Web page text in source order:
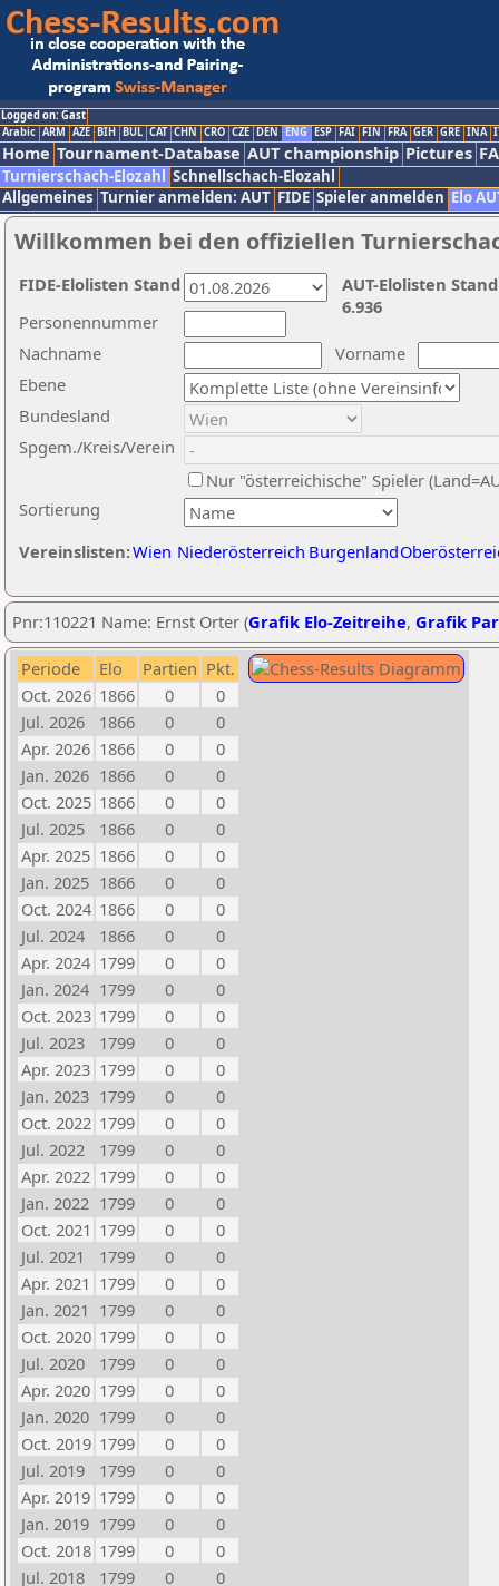
Logged on: Gast
Arabic ARM AZE BIH BUL CAT CHN CRO CZE DEN ENG ESP FAI FIN FRA GER GRE INA
Home Tournament-Database AUT championship Pictures
Turnierschach-Elozahl Schnellschach-Elozahl
Allgemeines Turnier anmelden: AUT FIDE Spieler anmelden Elo
Willkommen bei den offiziellen
Nachname
Vorname
Ebene
Sortierung
Personennummer
Bundesland
Spgem./Kreis/Verein
Nur "österreichische" Spieler
Vereinslisten:Wien Niederösterreich Burgenland
AUT-Elolisten
6.936
FIDE-Elolisten Stand
Pnr:110221 Name: Ernst Orter (Grafik Elo-Zeitreihe, Grafik
Periode Elo Partien Pkt.
Oct. 2026 1866 0
0
Jul. 2026
1866 0
0
Apr. 2026 1866 0
0
Jan. 2026 1866 0
0
Oct. 2025 1866 0
0
Jul. 2025
1866 0
0
Apr. 2025 1866 0
0
Jan. 2025 1866 0
0
Oct. 2024 1866 0
0
Jul. 2024
1866 0
0
Apr. 2024 1799 0
0
Jan. 2024 1799 0
0
Oct. 2023 1799 0
0
Jul. 2023
1799 0
0
Apr. 2023 1799 0
0
Jan. 2023 1799 0
0
Oct. 2022 1799 0
0
Jul. 2022
1799 0
0
Apr. 2022 1799 0
0
Jan. 2022 1799 0
0
Oct. 2021 1799 0
0
Jul. 2021
1799 0
0
Apr. 2021 1799 0
0
Jan. 2021 1799 0
0
Oct. 2020 1799 0
0
Jul. 2020
1799 0
0
Apr. 2020 1799 0
0
Jan. 2020 1799 0
0
Oct. 2019 1799 0
0
Jul. 2019
1799 0
0
Apr. 2019 1799 0
0
Jan. 2019 1799 0
0
Oct. 2018 1799 0
0
Jul. 2018
1799 0
0